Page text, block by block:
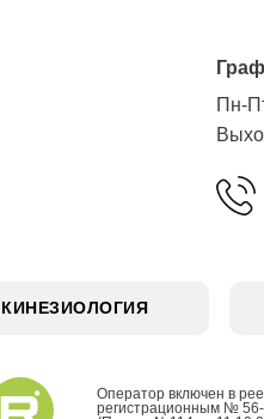
Оператор включен в
регистрационным №
Пн-
КИНЕЗИОЛОГИЯ